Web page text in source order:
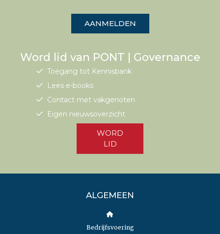
AANMELDEN
Word lid van PONT | Governance
Toegang tot Kennisbank
Lees e-books
Contact met vakgenoten
Eigen nieuwsoverzicht
WORD
LID
ALGEMEEN
Bedrijfsvoering